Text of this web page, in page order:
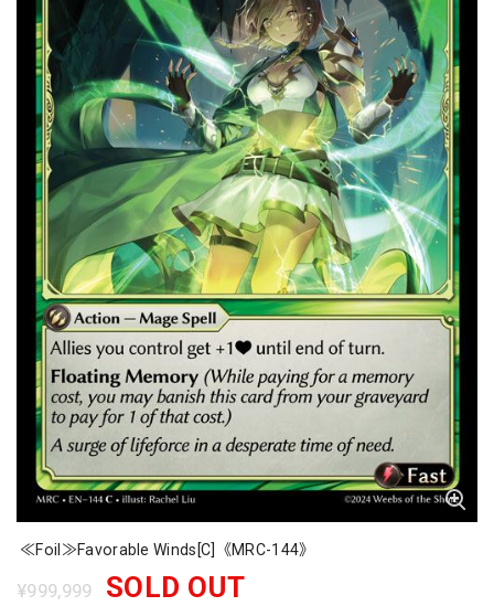
≪Foil≫Favorable Winds[C]《MRC-144》
¥999,999 SOLD OUT